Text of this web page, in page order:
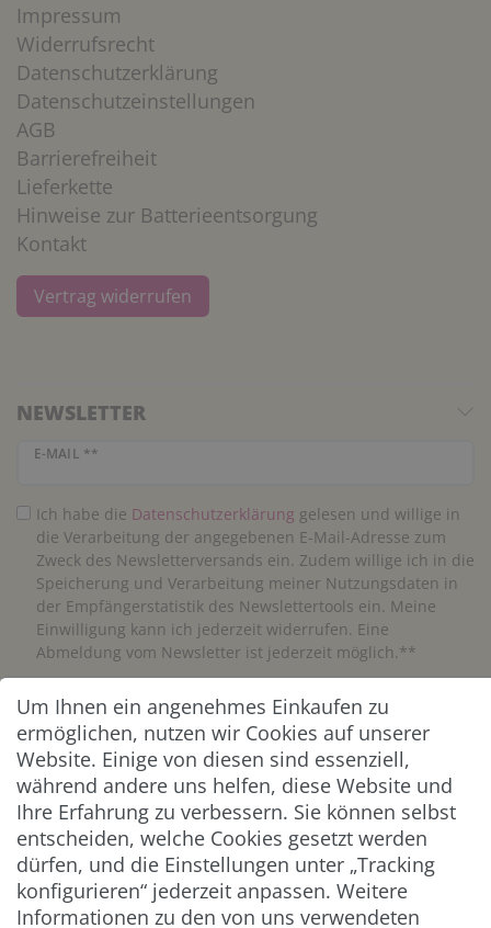
Impressum
Widerrufsrecht
Datenschutzerklärung
Datenschutzeinstellungen
AGB
Barrierefreiheit
Lieferkette
Hinweise zur Batterieentsorgung
Kontakt
Vertrag widerrufen
NEWSLETTER
E-MAIL **
Newsletter Honig
Ich habe die Daten­schutz­erklärung gelesen und willige in
die Verarbeitung der angegebenen E-Mail-Adresse zum
Zweck des Newsletterversands ein. Zudem willige ich in die
Speicherung und Verarbeitung meiner Nutzungsdaten in
der Empfängerstatistik des Newslettertools ein. Meine
Einwilligung kann ich jederzeit widerrufen. Eine
Abmeldung vom Newsletter ist jederzeit möglich.**
Abonnieren
** Hierbei handelt es sich um ein Pflichtfeld.
ZAHLUNG & VERSAND
Um Ihnen ein angenehmes Einkaufen zu
ermöglichen, nutzen wir Cookies auf unserer
Website. Einige von diesen sind essenziell,
während andere uns helfen, diese Website und
Ihre Erfahrung zu verbessern. Sie können selbst
entscheiden, welche Cookies gesetzt werden
dürfen, und die Einstellungen unter „Tracking
konfigurieren“ jederzeit anpassen. Weitere
Informationen zu den von uns verwendeten